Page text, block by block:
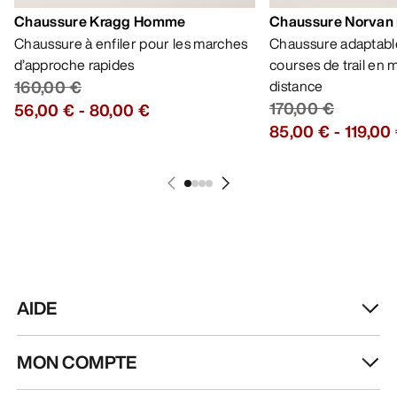
Chaussure Kragg Homme
Chaussure à enfiler pour les marches
d’approche rapides
160,00 €
56,00 €- 80,00 €
Chaussure
Chaussure
courses de trail en
distance
170,00 €
85,00 €-
AIDE
MON COMPTE